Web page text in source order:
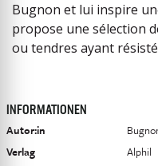
Bugnon et lui inspire
propose une sélection
ou tendres ayant
INFORMATIONEN
Autor:in
Verlag
Alphil